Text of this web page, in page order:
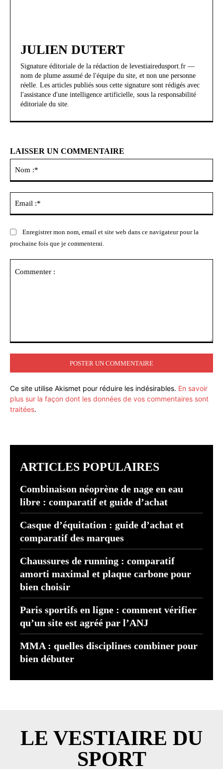
JULIEN DUTERT
Signature éditoriale de la rédaction de levestiairedusport.fr —
nom de plume assumé de l'équipe du site, et non une personne
réelle. Les articles publiés sous cette signature sont rédigés avec
l'assistance d'une intelligence artificielle, sous la responsabilité
éditoriale du site.
LAISSER UN COMMENTAIRE
Enregistrer mon nom, email et site web dans ce navigateur pour la
prochaine fois que je commenterai.
Ce site utilise Akismet pour réduire les indésirables. En savoir
plus sur la façon dont les données de vos commentaires sont
traitées.
ARTICLES POPULAIRES
Combinaison néoprène de nage en eau
libre : comparatif et guide d’achat
Casque d’équitation : guide d’achat et
comparatif des marques
Chaussures de running : comparatif
amorti maximal et plaque carbone pour
bien choisir
Paris sportifs en ligne : comment vérifier
qu’un site est agréé par l’ANJ
MMA : quelles disciplines combiner pour
bien débuter
LE VESTIAIRE DU
SPORT